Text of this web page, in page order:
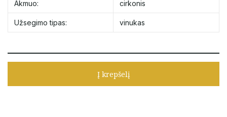
Akmuo: cirkonis
Užsegimo tipas: vinukas
Į krepšelį